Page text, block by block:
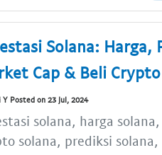
Solana: Harga,
Cap & Beli Crypto
Y Posted on 23 Jul, 2024
solana, harga
solana, prediksi